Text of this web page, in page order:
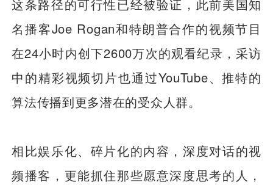
这条路径的可行性已经被验证，此前美国知
名播客Joe Rogan和特朗普合作的视频节目
在24小时内创下2600万次的观看纪录，采访
中的精彩视频切片也通过YouTube、推特的
算法传播到更多潜在的受众人群。
相比娱乐化、碎片化的内容，深度对话的视
频播客，更能抓住那些愿意深度思考的人，